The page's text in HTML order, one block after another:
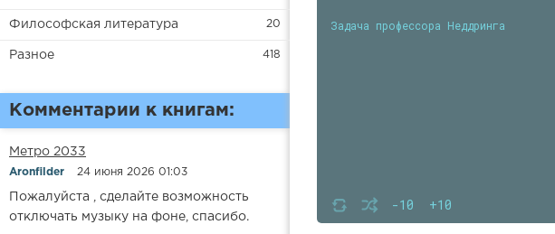
Философская литература 20
Разное 418
Комментарии к книгам:
Метро 2033
Aronfilder 24 июня 2026 01:03
Пожалуйста , сделайте возможность
отключать музыку на фоне, спасибо.
-10 +10
Задача профессора Неддринга